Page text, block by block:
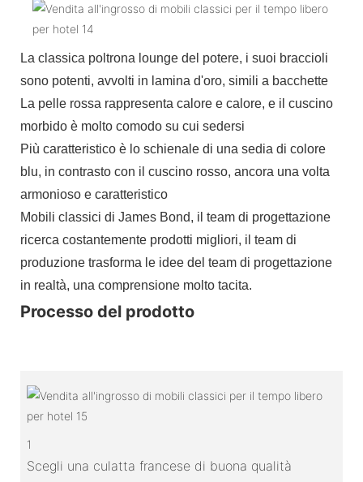
La classica poltrona lounge del potere, i suoi braccioli
sono potenti, avvolti in lamina d'oro, simili a bacchette
La pelle rossa rappresenta calore e calore, e il cuscino
morbido è molto comodo su cui sedersi
Più caratteristico è lo schienale di una sedia di colore
blu, in contrasto con il cuscino rosso, ancora una volta
armonioso e caratteristico
Mobili classici di James Bond, il team di progettazione
ricerca costantemente prodotti migliori, il team di
produzione trasforma le idee del team di progettazione
in realtà, una comprensione molto tacita.
Processo del prodotto
1
Scegli una culatta francese di buona qualità